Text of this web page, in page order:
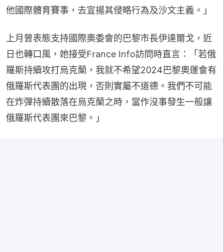
他國際體育賽事，去宣揚其侵略行為及沙文主義。」
上月曾表態支持國際奧委會的巴黎市長伊達爾戈，近
日也轉口風，她接受France Info訪問時直言：「若俄
羅斯持續攻打烏克蘭，我就不希望2024巴黎奧運會有
俄羅斯代表團的出現，否則實屬不道德。我們不可能
在炸彈持續散落在烏克蘭之時，當作沒事發生一般讓
俄羅斯代表團來巴黎。」